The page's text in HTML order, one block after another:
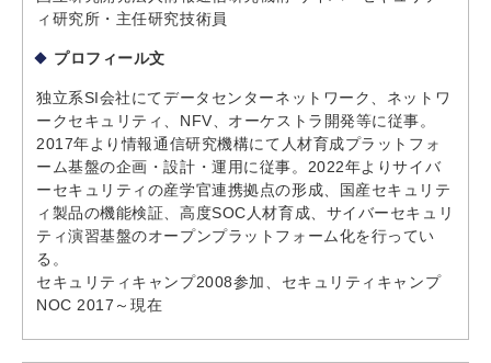
ィ研究所・主任研究技術員
プロフィール文
独立系SI会社にてデータセンターネットワーク、ネットワ
ークセキュリティ、NFV、オーケストラ開発等に従事。
2017年より情報通信研究機構にて人材育成プラットフォ
ーム基盤の企画・設計・運用に従事。2022年よりサイバ
ーセキュリティの産学官連携拠点の形成、国産セキュリテ
ィ製品の機能検証、高度SOC人材育成、サイバーセキュリ
ティ演習基盤のオープンプラットフォーム化を行ってい
る。
セキュリティキャンプ2008参加、セキュリティキャンプ
NOC 2017～現在